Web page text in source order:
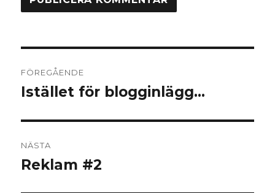
FÖREGÅENDE
Föregående
Istället för blogginlägg…
NÄSTA
Nästa
Reklam #2